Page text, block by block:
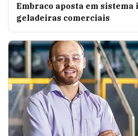
Embraco aposta em
geladeiras comerciais